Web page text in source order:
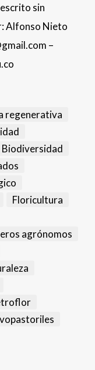
sin
Alfonso Nieto
–
regenerativa
Biodiversidad
Floricultura
agrónomos